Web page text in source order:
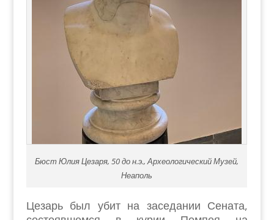
Бюст Юлия Цезаря, 50 до н.э., Археологический Музей,
Неаполь
Цезарь был убит на заседании Сената,